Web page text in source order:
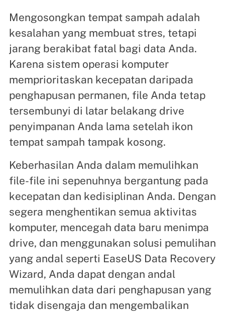
Mengosongkan tempat sampah adalah
kesalahan yang membuat stres, tetapi
jarang berakibat fatal bagi data Anda.
Karena sistem operasi komputer
memprioritaskan kecepatan daripada
penghapusan permanen, file Anda tetap
tersembunyi di latar belakang drive
penyimpanan Anda lama setelah ikon
tempat sampah tampak kosong.
Keberhasilan Anda dalam memulihkan
file-file ini sepenuhnya bergantung pada
kecepatan dan kedisiplinan Anda. Dengan
segera menghentikan semua aktivitas
komputer, mencegah data baru menimpa
drive, dan menggunakan solusi pemulihan
yang andal seperti EaseUS Data Recovery
Wizard, Anda dapat dengan andal
memulihkan data dari penghapusan yang
tidak disengaja dan mengembalikan